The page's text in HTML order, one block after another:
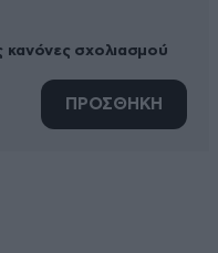
κανόνες σχολιασμού
ΠΡΟΣΘΗΚΗ